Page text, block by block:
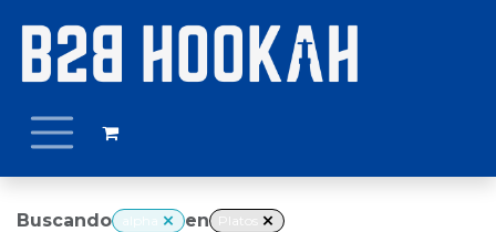
Buscando en Platos